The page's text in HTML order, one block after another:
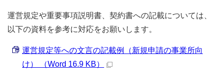
運営規定や重要事項説明書、契約書への記載については、
以下の資料を参考に対応をお願いします。
運営規定等への文言の記載例（新規申請の事業所向
け） （Word 16.9 KB）